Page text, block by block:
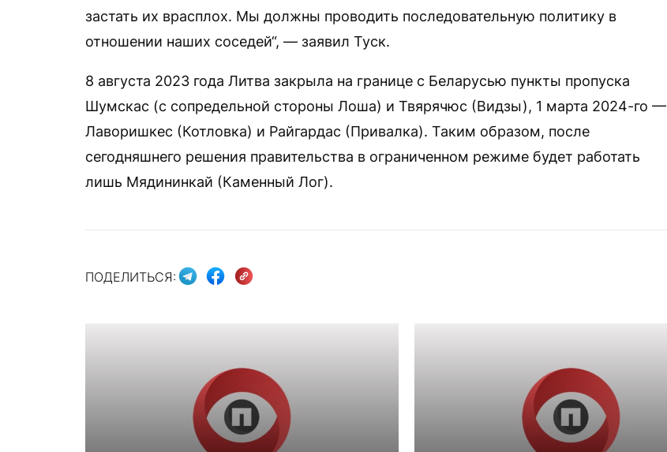
застать их врасплох. Мы должны проводить последовательную политику в
отношении наших соседей“, — заявил Туск.
8 августа 2023 года Литва закрыла на границе с Беларусью пункты пропуска
Шумскас (с сопредельной стороны Лоша) и Твярячюс (Видзы), 1 марта 2024-го —
Лаворишкес (Котловка) и Райгардас (Привалка). Таким образом, после
сегодняшнего решения правительства в ограниченном режиме будет работать
лишь Мядининкай (Каменный Лог).
ПОДЕЛИТЬСЯ: